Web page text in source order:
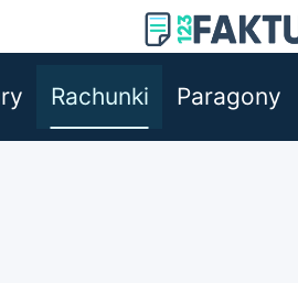
Rachunki Paragony